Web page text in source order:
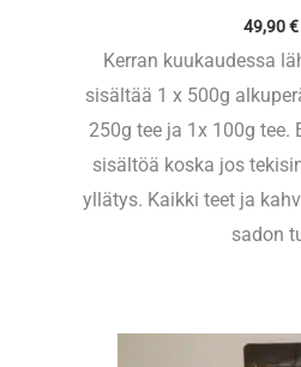
49,90€
Kerran kuukaudessa
sisältää 1 x 500g
250g tee ja 1x 100g tee.
sisältöä koska jos
yllätys. Kaikki teet ja
sadon